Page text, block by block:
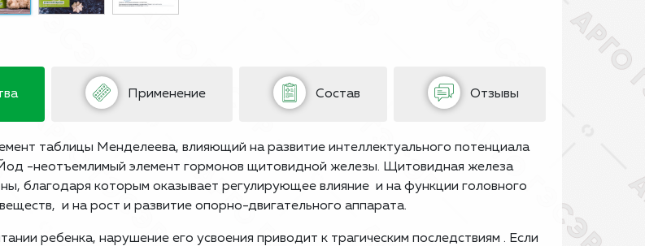
Применение Состав Отзывы
таблицы Менделеева, влияющий на развитие интеллектуального потенциала
-неотъемлимый элемент гормонов щитовидной железы. Щитовидная железа
благодаря которым оказывает регулирующее влияние и на функции головного
и на рост и развитие опорно-двигательного аппарата.
ребенка, нарушение его усвоения приводит к трагическим последствиям . Если